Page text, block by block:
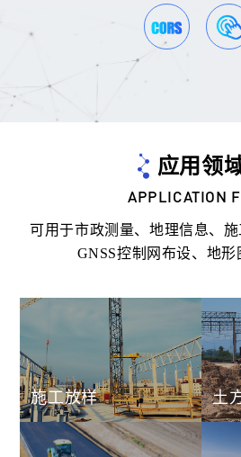
应用领
APPLICATION
可用于市政测量、地理信息、施
GNSS控制网布设、地
施工放样 土